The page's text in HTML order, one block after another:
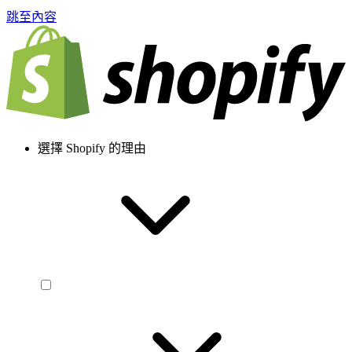
跳至內容
選擇 Shopify 的理由